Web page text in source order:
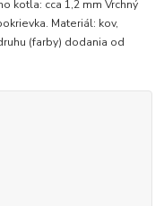
kotla: cca 1,2 mm Vrchný
Materiál: kov,
(farby) dodania od